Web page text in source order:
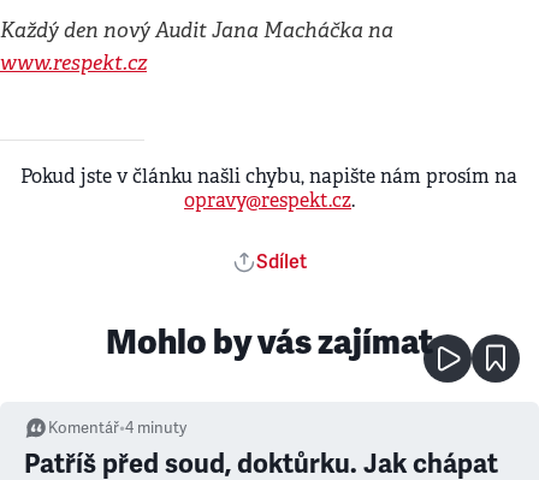
Každý den nový Audit Jana Macháčka na
www.respekt.cz
Pokud jste v článku našli chybu, napište nám prosím na
opravy@respekt.cz.
Sdílet
Mohlo by vás zajímat
Komentář•4 minuty
Patříš před soud, doktůrku. Jak chápat